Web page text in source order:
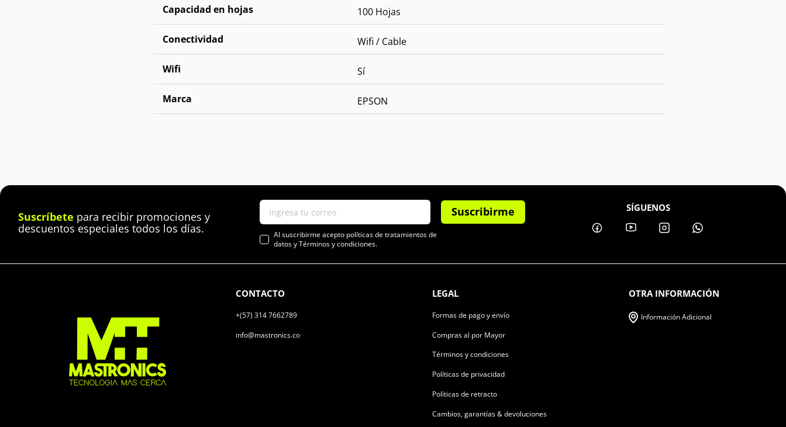
Capacidad en hojas 100 Hojas
Conectividad Wifi / Cable
Wifi Sí
Marca EPSON
Suscríbete para recibir promociones y
descuentos especiales todos los días.
Suscribirme
Al suscribirme acepto políticas de tratamientos de
datos y Términos y condiciones.
SÍGUENOS
CONTACTO
+(57) 314 7662789
info@mastronics.co
LEGAL
Formas de pago y envío
Compras al por Mayor
Términos y condiciones
Políticas de privacidad
Políticas de retracto
Cambios, garantías & devoluciones
OTRA INFORMACIÓN
Información Adicional